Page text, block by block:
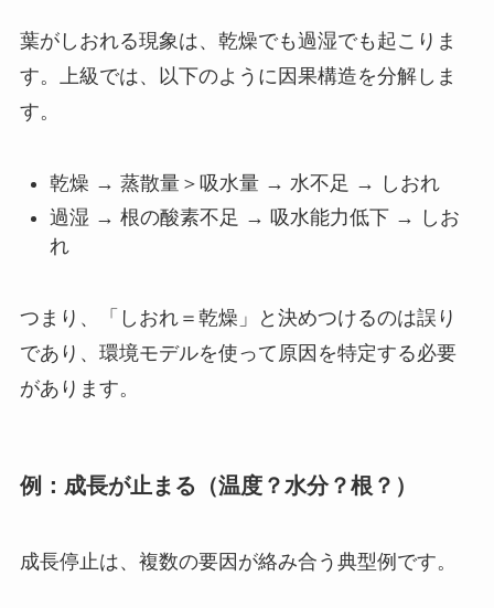
葉がしおれる現象は、乾燥でも過湿でも起こりま
す。上級では、以下のように因果構造を分解しま
す。
乾燥 → 蒸散量＞吸水量 → 水不足 → しおれ
過湿 → 根の酸素不足 → 吸水能力低下 → しお
れ
つまり、「しおれ＝乾燥」と決めつけるのは誤り
であり、環境モデルを使って原因を特定する必要
があります。
例：成長が止まる（温度？水分？根？）
成長停止は、複数の要因が絡み合う典型例です。